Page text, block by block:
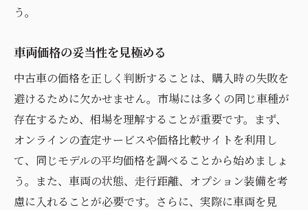
う。
車両価格の妥当性を見極める
中古車の価格を正しく判断することは、購入時の失敗を
避けるために欠かせません。市場には多くの同じ車種が
存在するため、相場を理解することが重要です。まず、
オンラインの査定サービスや価格比較サイトを利用し
て、同じモデルの平均価格を調べることから始めましょ
う。また、車両の状態、走行距離、オプション装備を考
慮に入れることが必要です。さらに、実際に車両を見